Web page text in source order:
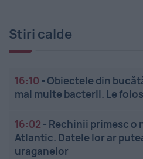
Stiri calde
16:10 -Obiectele din
mai multe bacterii. Le
16:02 - Rechinii primesc o
Atlantic. Datele lor ar
uraganelor